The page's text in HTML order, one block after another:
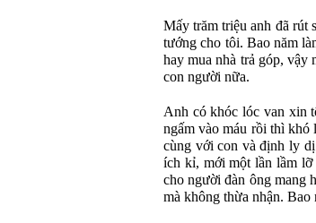
Mấy trăm triệu anh đã rút
tướng cho tôi. Bao năm
hay mua nhà trả góp, vậy
con người nữa.
Anh có khóc lóc van xin
ngấm vào máu rồi thì khó
cùng với con và định ly
ích kỉ, mới một lần lầm lỡ
cho người đàn ông mang
mà không thừa nhận.